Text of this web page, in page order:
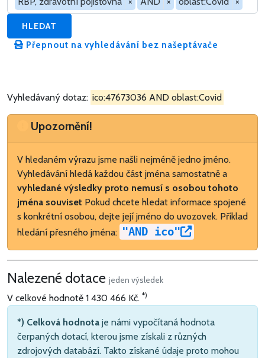
HLEDAT
Přepnout na vyhledávání bez našeptávače
Vyhledávaný dotaz: ico:47673036 AND oblast:Covid
Upozornění
Upozornění!
V hledaném výrazu jsme našli nejméně jedno jméno.
Vyhledávání hledá každou část jména samostatně a
vyhledané výsledky proto nemusí s osobou tohoto
jména souviset Pokud chcete hledat informace spojené
s konkrétní osobou, dejte její jméno do uvozovek. Příklad
hledání přesného jména: "AND ico"
Nalezené dotace jeden výsledek
V celkové hodnotě 1 430 466 Kč. *)
*) Celková hodnota je námi vypočítaná hodnota
čerpaných dotací, kterou jsme získali z různých
zdrojových databází. Takto získané údaje proto mohou